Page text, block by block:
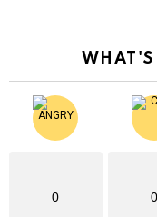
0 0